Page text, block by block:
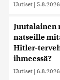
Uutiset |
natseille
Hitler-
ihmeessä?
Uutiset |